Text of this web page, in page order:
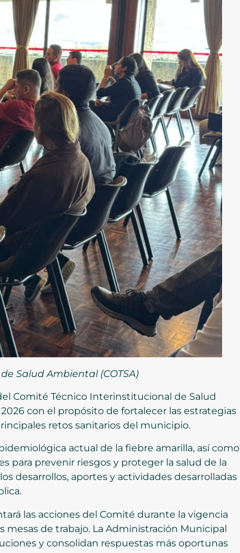
Salud Ambiental (COTSA)
Comité Técnico Interinstitucional de Salud
con el propósito de fortalecer las estrategias
retos sanitarios del municipio.
actual de la fiebre amarilla, así como
para prevenir riesgos y proteger la salud de la
desarrollos, aportes y actividades desarrolladas
las acciones del Comité durante la vigencia
de trabajo. La Administración Municipal
y consolidan respuestas más oportunas